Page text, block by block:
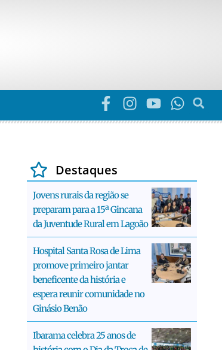
Destaques
Jovens rurais da região se
preparam para a 15ª Gincana
da Juventude Rural em Lagoão
Hospital Santa Rosa de Lima
promove primeiro jantar
beneficente da história e
espera reunir comunidade no
Ginásio Benão
Ibarama celebra 25 anos de